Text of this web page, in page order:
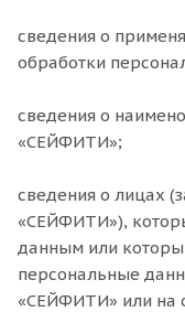
сведения о
обработки
сведения о
«СЕЙФИТИ»;
сведения о лицах
«СЕЙФИТИ»),
данным или
персональные
«СЕЙФИТИ» или на